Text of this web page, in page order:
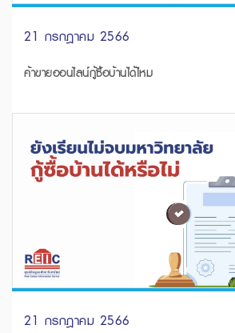
21 กรกฎาคม 2566
ค้าขายออนไลน์กู้ซื้อบ้านได้ไหม
21 กรกฎาคม 2566